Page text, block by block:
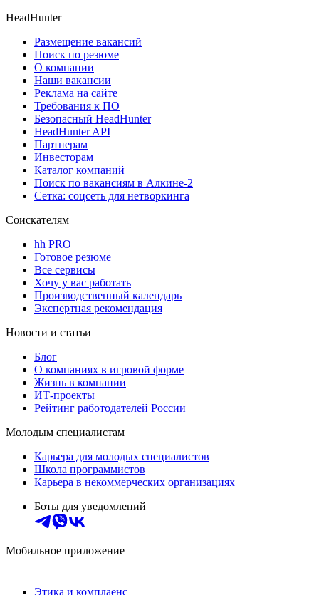
HeadHunter
Размещение вакансий
Поиск по резюме
О компании
Наши вакансии
Реклама на сайте
Требования к ПО
Безопасный HeadHunter
HeadHunter API
Партнерам
Инвесторам
Каталог компаний
Поиск по вакансиям в Алкине-2
Сетка: соцсеть для нетворкинга
Соискателям
hh PRO
Готовое резюме
Все сервисы
Хочу у вас работать
Производственный календарь
Экспертная рекомендация
Новости и статьи
Блог
О компаниях в игровой форме
Жизнь в компании
ИТ-проекты
Рейтинг работодателей России
Молодым специалистам
Карьера для молодых специалистов
Школа программистов
Карьера в некоммерческих организациях
Боты для уведомлений
Мобильное приложение
Этика и комплаенс